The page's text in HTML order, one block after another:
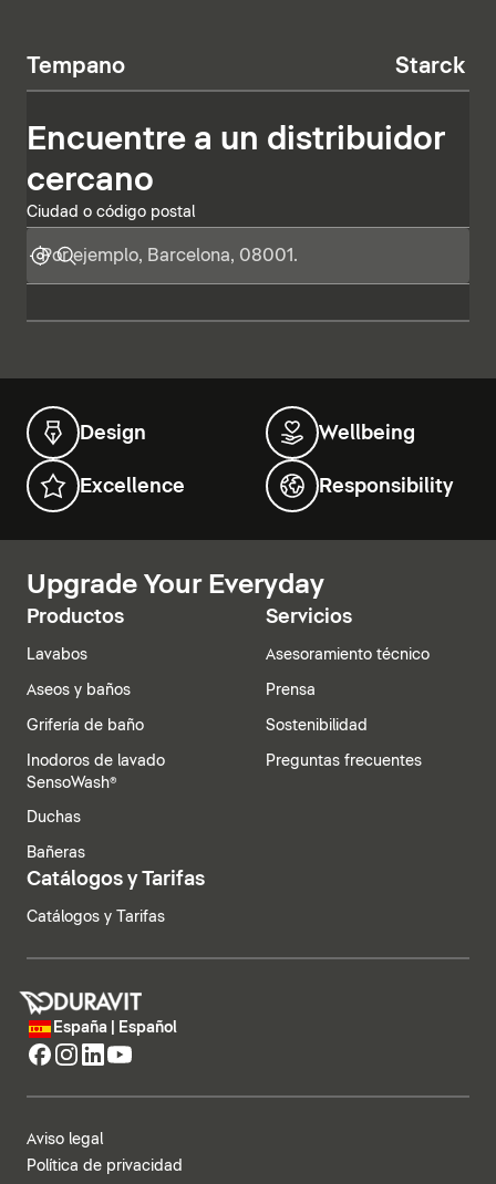
Tempano Starck T
Encuentre a un distribuidor
cercano
Ciudad o código postal
Design Wellbeing
Excellence Responsibility
Upgrade Your Everyday
Productos
Lavabos
Aseos y baños
Grifería de baño
Inodoros de lavado
SensoWash®
Duchas
Bañeras
Servicios
Asesoramiento técnico
Prensa
Sostenibilidad
Preguntas frecuentes
Catálogos y Tarifas
Catálogos y Tarifas
España | Español
Aviso legal
Política de privacidad